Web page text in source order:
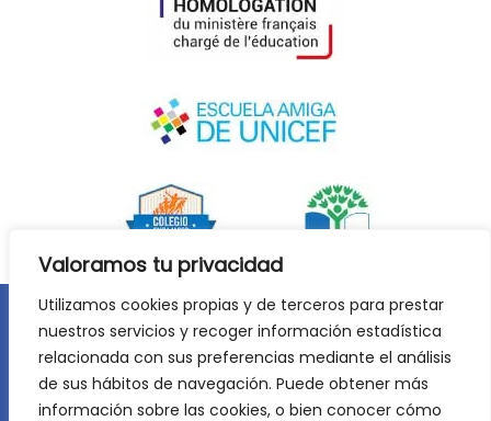
Valoramos tu privacidad
Utilizamos cookies propias y de terceros para prestar
nuestros servicios y recoger información estadística
relacionada con sus preferencias mediante el análisis
de sus hábitos de navegación. Puede obtener más
información sobre las cookies, o bien conocer cómo
Aviso legal
Política de privacidad
Política de cookies
©2026Lycée Français Molière de Zaragoza. Todos los